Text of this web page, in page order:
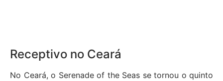
Receptivo no Ceará
No Ceará, o Serenade of the Seas se tornou o quinto